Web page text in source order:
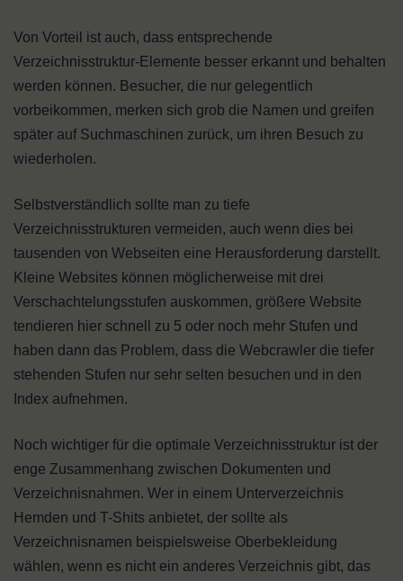
Von Vorteil ist auch, dass entsprechende
Verzeichnisstruktur-Elemente besser erkannt und behalten
werden können. Besucher, die nur gelegentlich
vorbeikommen, merken sich grob die Namen und greifen
später auf Suchmaschinen zurück, um ihren Besuch zu
wiederholen.
Selbstverständlich sollte man zu tiefe
Verzeichnisstrukturen vermeiden, auch wenn dies bei
tausenden von Webseiten eine Herausforderung darstellt.
Kleine Websites können möglicherweise mit drei
Verschachtelungsstufen auskommen, größere Website
tendieren hier schnell zu 5 oder noch mehr Stufen und
haben dann das Problem, dass die Webcrawler die tiefer
stehenden Stufen nur sehr selten besuchen und in den
Index aufnehmen.
Noch wichtiger für die optimale Verzeichnisstruktur ist der
enge Zusammenhang zwischen Dokumenten und
Verzeichnisnahmen. Wer in einem Unterverzeichnis
Hemden und T-Shits anbietet, der sollte als
Verzeichnisnamen beispielsweise Oberbekleidung
wählen, wenn es nicht ein anderes Verzeichnis gibt, das